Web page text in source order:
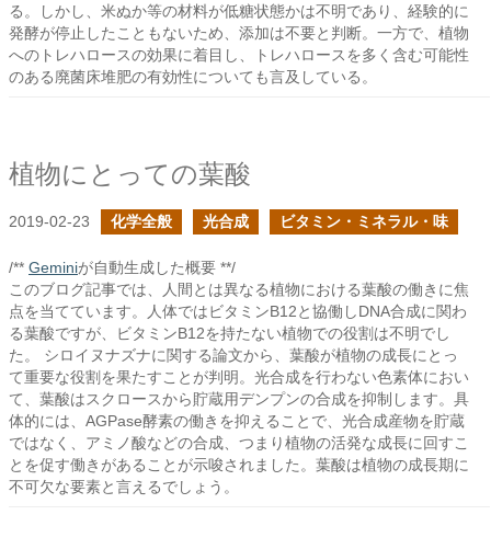
る。しかし、米ぬか等の材料が低糖状態かは不明であり、経験的に
発酵が停止したこともないため、添加は不要と判断。一方で、植物
へのトレハロースの効果に着目し、トレハロースを多く含む可能性
のある廃菌床堆肥の有効性についても言及している。
植物にとっての葉酸
2019-02-23 化学全般 光合成 ビタミン・ミネラル・味
/** Geminiが自動生成した概要 **/
このブログ記事では、人間とは異なる植物における葉酸の働きに焦
点を当てています。人体ではビタミンB12と協働しDNA合成に関わ
る葉酸ですが、ビタミンB12を持たない植物での役割は不明でし
た。 シロイヌナズナに関する論文から、葉酸が植物の成長にとっ
て重要な役割を果たすことが判明。光合成を行わない色素体におい
て、葉酸はスクロースから貯蔵用デンプンの合成を抑制します。具
体的には、AGPase酵素の働きを抑えることで、光合成産物を貯蔵
ではなく、アミノ酸などの合成、つまり植物の活発な成長に回すこ
とを促す働きがあることが示唆されました。葉酸は植物の成長期に
不可欠な要素と言えるでしょう。